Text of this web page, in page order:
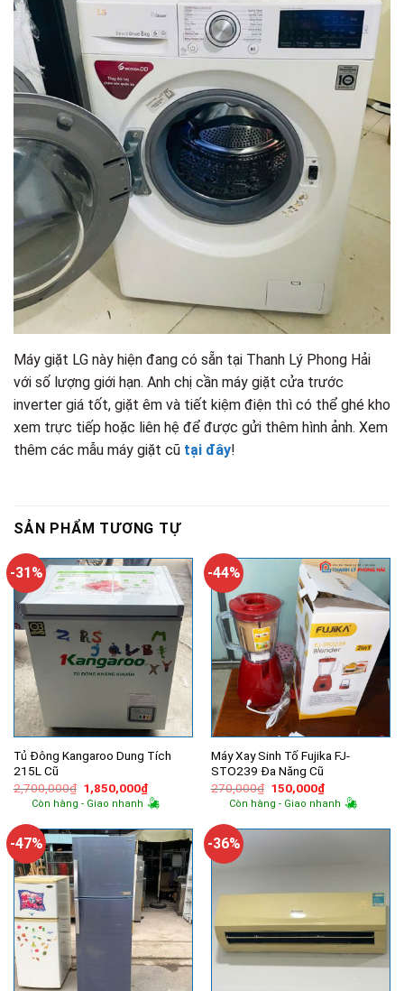
Máy giặt LG này hiện đang có sẵn tại Thanh Lý Phong Hải
với số lượng giới hạn. Anh chị cần máy giặt cửa trước
inverter giá tốt, giặt êm và tiết kiệm điện thì có thể ghé kho
xem trực tiếp hoặc liên hệ để được gửi thêm hình ảnh. Xem
thêm các mẫu máy giặt cũ tại đây!
SẢN PHẨM TƯƠNG TỰ
-31%
Tủ Đông Kangaroo Dung Tích
215L Cũ
2,700,000₫ Giá
gốc
là:
1,850,000₫Giá
hiện
tại
1,850,000₫.
Còn hàng - Giao nhanh
-44%
Máy Xay Sinh Tố Fujika FJ-
STO239 Đa Năng Cũ
270,000₫ Giá
gốc
là:
150,000₫Giá
hiện
tại
150,000₫.
Còn hàng - Giao nhanh
-47% -36%